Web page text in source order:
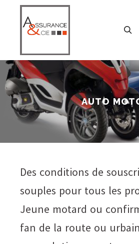
AUTO
Des conditions de
souples pour tous les
Jeune motard ou
fan de la route ou